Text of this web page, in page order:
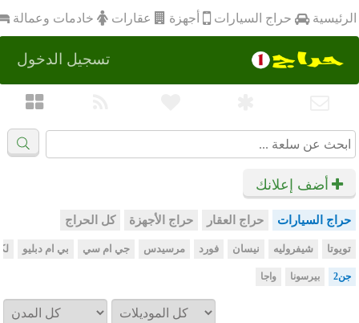
الرئيسية حراج السيارات أجهزة عقارات خادمات وعمالة
تسجيل الدخول
أضف إعلانك
حراج السيارات حراج العقار حراج الأجهزة كل الحراج
تويوتا شيفروليه نيسان فورد مرسيدس جي ام سي بي ام دبليو
جن2 بيرسونا واجا